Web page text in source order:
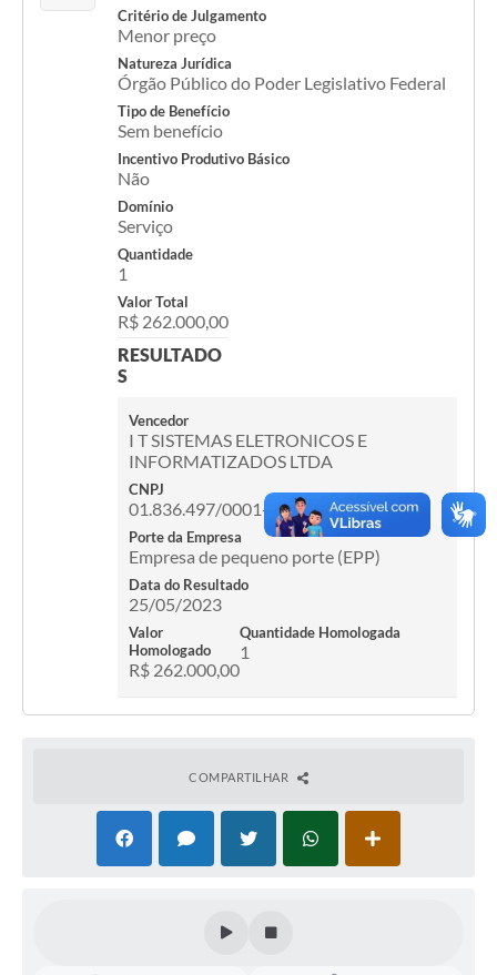
Critério de Julgamento
Menor preço
Natureza Jurídica
Órgão Público do Poder Legislativo Federal
Tipo de Benefício
Sem benefício
Incentivo Produtivo Básico
Não
Domínio
Serviço
Quantidade
1
Valor Total
R$ 262.000,00
RESULTADO
S
Vencedor
I T SISTEMAS ELETRONICOS E
INFORMATIZADOS LTDA
CNPJ
01.836.497/0001-45
Porte da Empresa
Empresa de pequeno porte (EPP)
Data do Resultado
25/05/2023
Valor
Homologado
R$ 262.000,00
Quantidade Homologada
1
COMPARTILHAR